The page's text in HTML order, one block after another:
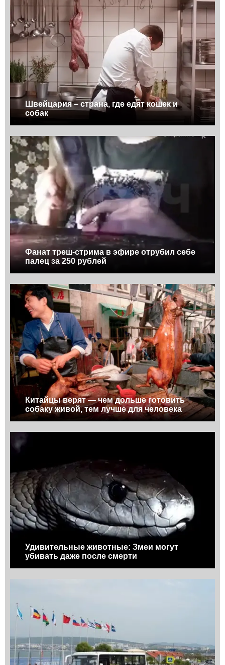
Швейцария – страна, где едят кошек и
собак
Фанат треш-стрима в эфире отрубил себе
палец за 250 рублей
Китайцы верят — чем дольше готовить
собаку живой, тем лучше для человека
Удивительные животные: Змеи могут
убивать даже после смерти